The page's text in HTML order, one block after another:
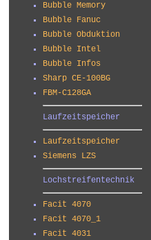
Bubble Memory
Bubble Fanuc
Bubble Obduktion
Bubble Intel
Bubble Infos
Sharp CE-100BG
FBM-C128GA
Laufzeitspeicher
Laufzeitspeicher
Siemens LZS
Lochstreifentechnik
Facit 4070
Facit 4070_1
Facit 4031